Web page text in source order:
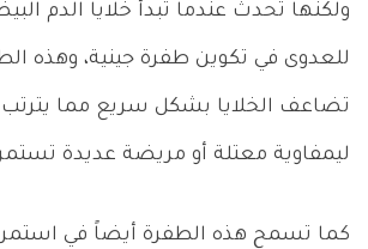
ولكنها تحدث عندما تبدأ خلايا الدم
للعدوى في تكوين طفرة جينية، وهذه
تضاعف الخلايا بشكل سريع مما يترتب
ليمفاوية معتلة أو مريضة عديدة
كما تسمح هذه الطفرة أيضاً في استمرار